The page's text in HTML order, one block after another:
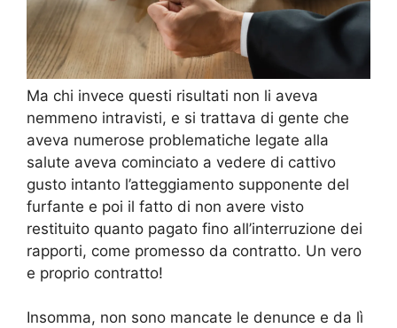
Ma chi invece questi risultati non li aveva
nemmeno intravisti, e si trattava di gente che
aveva numerose problematiche legate alla
salute aveva cominciato a vedere di cattivo
gusto intanto l’atteggiamento supponente del
furfante e poi il fatto di non avere visto
restituito quanto pagato fino all’interruzione dei
rapporti, come promesso da contratto. Un vero
e proprio contratto!
Insomma, non sono mancate le denunce e da lì